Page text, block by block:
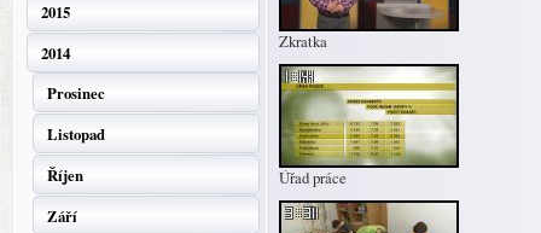
2015
2014
Prosinec
Listopad
Říjen
Září
Zkratka
Úřad práce